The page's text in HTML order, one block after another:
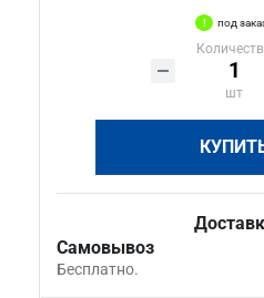
под
шт
Самовывоз
Бесплатно.